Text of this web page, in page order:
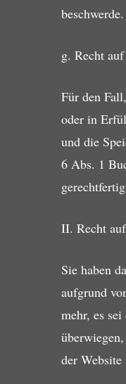
beschwerde.
g. Recht
Für den
oder in
und die
6 Abs. 1
II. Recht
Sie haben
aufgrund
mehr, es
der